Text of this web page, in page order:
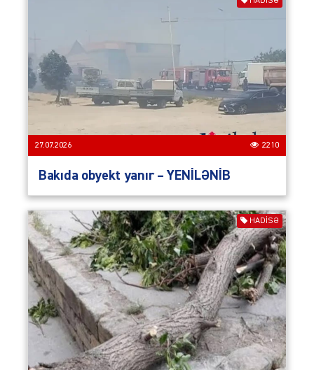
27.07.2026 2210
Bakıda obyekt yanır – YENİLƏNİB
HADISƏ